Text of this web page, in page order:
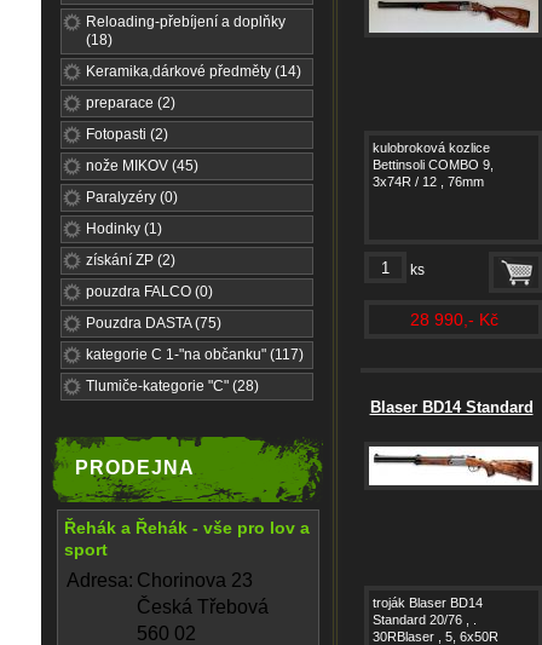
Reloading-přebíjení a doplňky
(18)
Keramika,dárkové předměty (14)
preparace (2)
Fotopasti (2)
nože MIKOV (45)
Paralyzéry (0)
Hodinky (1)
získání ZP (2)
pouzdra FALCO (0)
Pouzdra DASTA (75)
kategorie C 1-"na občanku" (117)
Tlumiče-kategorie "C" (28)
PRODEJNA
Řehák a Řehák - vše pro lov a
sport
Adresa: Chorinova 23
Česká Třebová
560 02
kulobroková kozlice
Bettinsoli COMBO 9,
3x74R / 12 , 76mm
ks
28 990,- Kč
Blaser BD14 Standard
troják Blaser BD14
Standard 20/76 , .
30RBlaser , 5, 6x50R